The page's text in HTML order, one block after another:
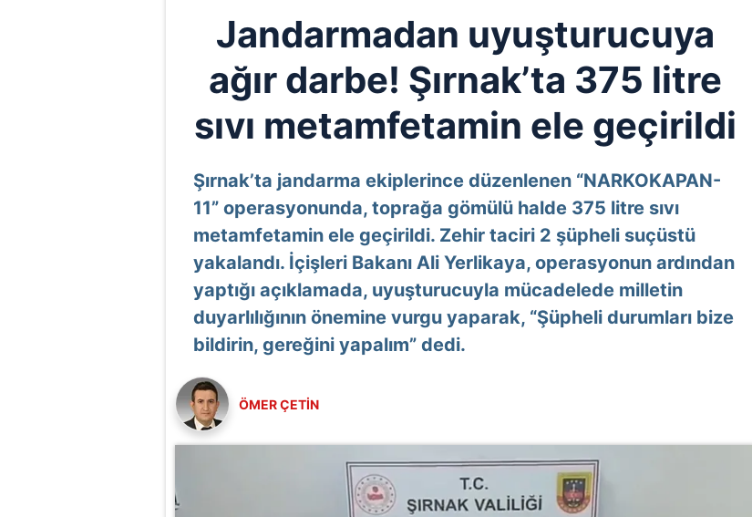
Jandarmadan uyuşturucuya
ağır darbe! Şırnak’ta 375 litre
sıvı metamfetamin ele geçirildi
Şırnak’ta jandarma ekiplerince düzenlenen “NARKOKAPAN-
11” operasyonunda, toprağa gömülü halde 375 litre sıvı
metamfetamin ele geçirildi. Zehir taciri 2 şüpheli suçüstü
yakalandı. İçişleri Bakanı Ali Yerlikaya, operasyonun ardından
yaptığı açıklamada, uyuşturucuyla mücadelede milletin
duyarlılığının önemine vurgu yaparak, “Şüpheli durumları bize
bildirin, gereğini yapalım” dedi.
ÖMER ÇETİN